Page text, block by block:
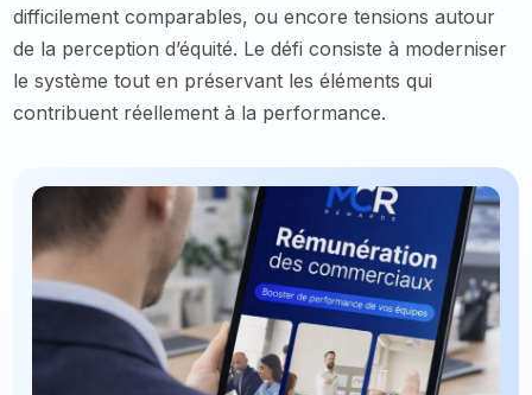
difficilement comparables, ou encore tensions autour
de la perception d’équité. Le défi consiste à moderniser
le système tout en préservant les éléments qui
contribuent réellement à la performance.